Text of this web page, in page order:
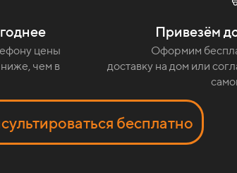
цены
чем в
Привезём
Оформим
доставку на дом или
бесплатно